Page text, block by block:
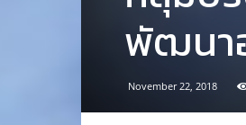
พัฒนา
November 22, 2018